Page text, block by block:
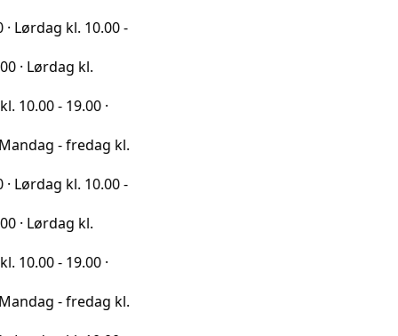
kl. 10.00 -
kl.
19.00 ·
- fredag kl.
kl. 10.00 -
kl.
19.00 ·
- fredag kl.